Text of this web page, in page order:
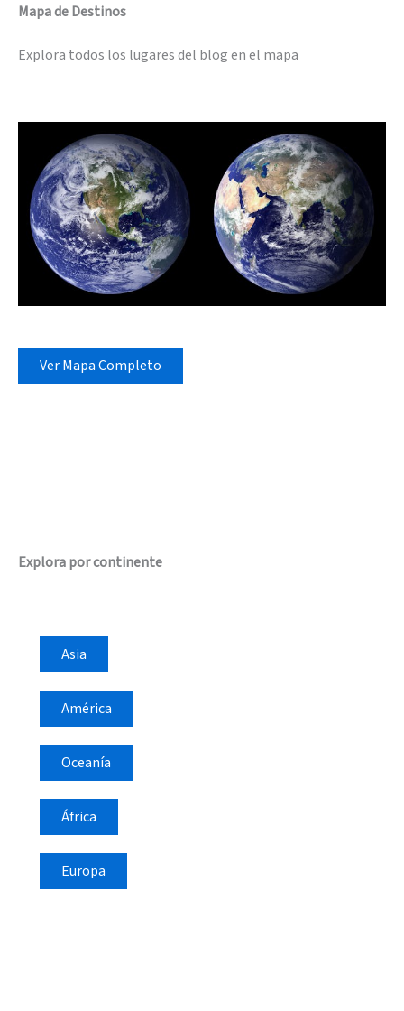
Mapa de Destinos
Explora todos los lugares del blog en el mapa
Ver Mapa Completo
Explora por continente
Asia
América
Oceanía
África
Europa